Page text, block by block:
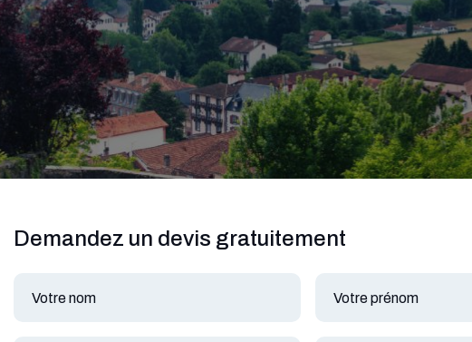
Demandez un devis gratuitement